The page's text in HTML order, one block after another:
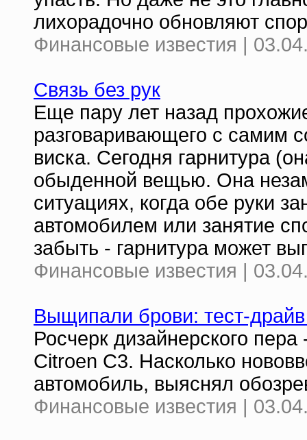
лихорадочно обновляют
Финансовые известия |
Связь без рук
Еще пару лет назад
разговаривающего с самим
виска. Сегодня гарнитура
обыденной вещью. Она
ситуациях, когда обе руки
автомобилем или занятие
забыть - гарнитура может
Финансовые известия |
Выщипали брови: тест-
Росчерк дизайнерского
Сitroen C3. Насколько
автомобиль, выяснял
Финансовые известия |